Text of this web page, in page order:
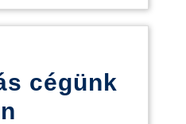
cégünk